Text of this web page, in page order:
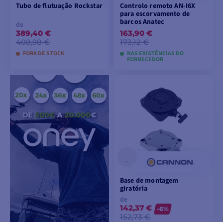
Tubo de flutuação Rockstar
de
389,40 €
408,98 €
FORA DE STOCK
VER MODELOS
Controlo remoto AN-I6X
para escorvamento de
barcos Anatec
163,90 €
173,12 €
NAS EXISTÊNCIAS DO
FORNECEDOR
ADICIONAR AO
CARRINHO
Base de montagem
giratória
de
142,37 €
152,73 €
-6%